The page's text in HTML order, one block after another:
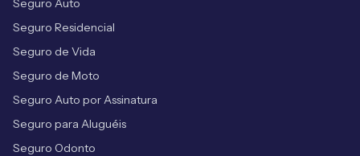
Seguro Auto
Seguro Residencial
Seguro de Vida
Seguro de Moto
Seguro Auto por Assinatura
Seguro para Aluguéis
Seguro Odonto